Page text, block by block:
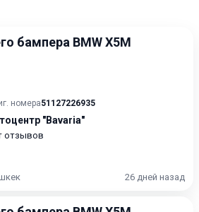
бампера BMW X5M
номера51127226935
"Bavaria"
отзывов
26 дней назад